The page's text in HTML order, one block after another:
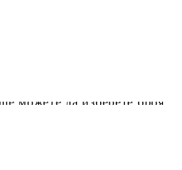
можете да изберете броя